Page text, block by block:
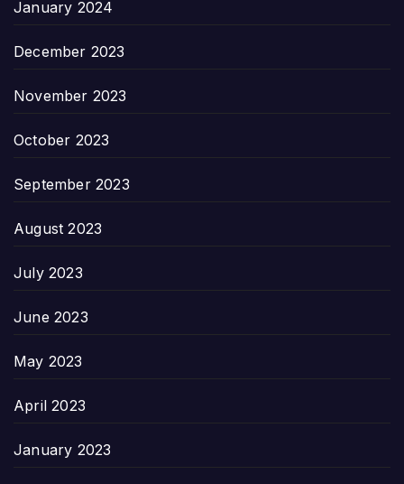
January 2024
December 2023
November 2023
October 2023
September 2023
August 2023
July 2023
June 2023
May 2023
April 2023
January 2023